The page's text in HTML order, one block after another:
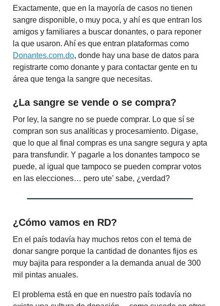
Exactamente, que en la mayoría de casos no tienen
sangre disponible, o muy poca, y ahí es que entran los
amigos y familiares a buscar donantes, o para reponer
la que usaron. Ahí es que entran plataformas como
Donantes.com.do, donde hay una base de datos para
registrarte como donante y para contactar gente en tu
área que tenga la sangre que necesitas.
¿La sangre se vende o se compra?
Por ley, la sangre no se puede comprar. Lo que sí se
compran son sus analíticas y procesamiento. Digase,
que lo que al final compras es una sangre segura y apta
para transfundir. Y pagarle a los donantes tampoco se
puede, al igual que tampoco se pueden comprar votos
en las elecciones… pero ute’ sabe, ¿verdad?
¿Cómo vamos en RD?
En el país todavía hay muchos retos con el tema de
donar sangre porque la cantidad de donantes fijos es
muy bajita para responder a la demanda anual de 300
mil pintas anuales.
El problema está en que en nuestro país todavía no